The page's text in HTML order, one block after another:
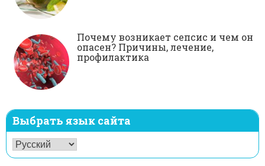
Почему возникает сепсис и чем он
опасен? Причины, лечение,
профилактика
Выбрать язык сайта